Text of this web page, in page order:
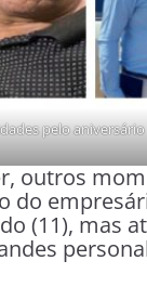
pelo
outros
do
(11), mas